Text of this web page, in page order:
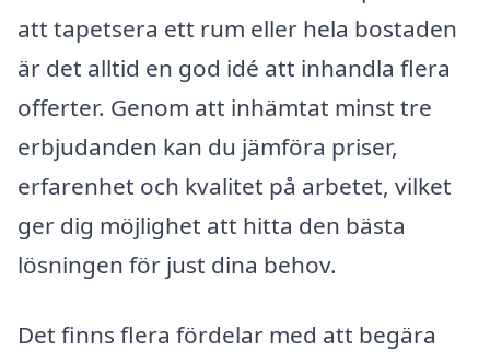
att tapetsera ett rum eller hela bostaden
är det alltid en god idé att inhandla flera
offerter. Genom att inhämtat minst tre
erbjudanden kan du jämföra priser,
erfarenhet och kvalitet på arbetet, vilket
ger dig möjlighet att hitta den bästa
lösningen för just dina behov.
Det finns flera fördelar med att begära